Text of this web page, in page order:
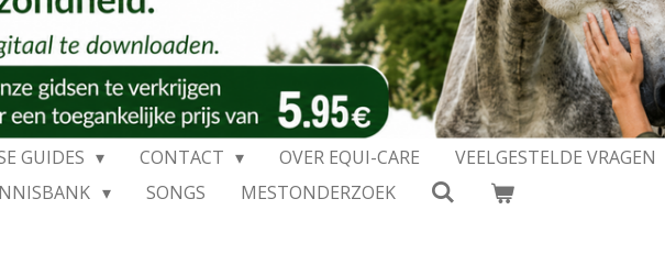
GUIDES CONTACT OVER EQUI-CARE VEELGESTELDE VRAGEN
SONGS MESTONDERZOEK